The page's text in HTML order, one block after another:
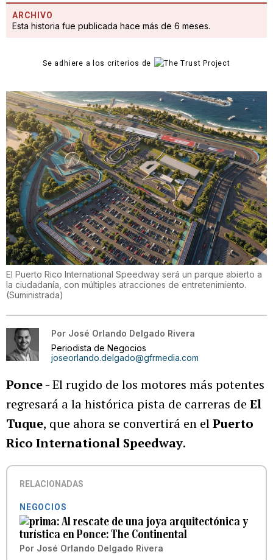
ARCHIVO
Esta historia fue publicada hace más de 6 meses.
Se adhiere a los criterios de
El Puerto Rico International Speedway será un parque abierto a
la ciudadanía, con múltiples atracciones de entretenimiento.
(Suministrada)
Por José Orlando Delgado Rivera
Periodista de Negocios
joseorlando.delgado@gfrmedia.com
Ponce- El rugido de los motores más potentes
regresará a la histórica pista de carreras de El
Tuque, que ahora se convertirá en elPuerto
Rico International Speedway.
RELACIONADAS
NEGOCIOS
Al rescate de una joya arquitectónica y
turística en Ponce: The Continental
Por José Orlando Delgado Rivera